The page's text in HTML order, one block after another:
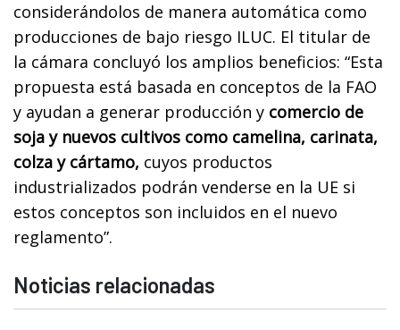
considerándolos de manera automática como
producciones de bajo riesgo ILUC. El titular de
la cámara concluyó los amplios beneficios: “Esta
propuesta está basada en conceptos de la FAO
y ayudan a generar producción y comercio de
soja y nuevos cultivos como camelina, carinata,
colza y cártamo, cuyos productos
industrializados podrán venderse en la UE si
estos conceptos son incluidos en el nuevo
reglamento”.
Noticias relacionadas